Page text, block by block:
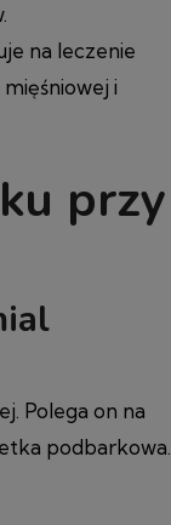
na leczenie
i
przy
Polega on na
podbarkowa.